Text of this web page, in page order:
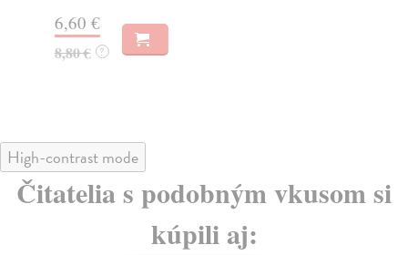
6,60 €
8,80 € ?
High-contrast mode
Čitatelia s podobným vkusom si
kúpili aj: